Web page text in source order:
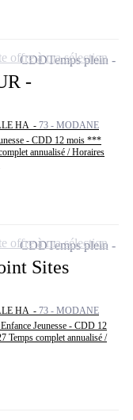
-
HA - 73 - MODANE
- CDD 12 mois ***
annualisé / Horaires
CDDTemps plein
offre à ma sélection
Sites
HA - 73 - MODANE
Jeunesse - CDD 12
Temps complet annualisé /
CDDTemps plein
offre à ma sélection